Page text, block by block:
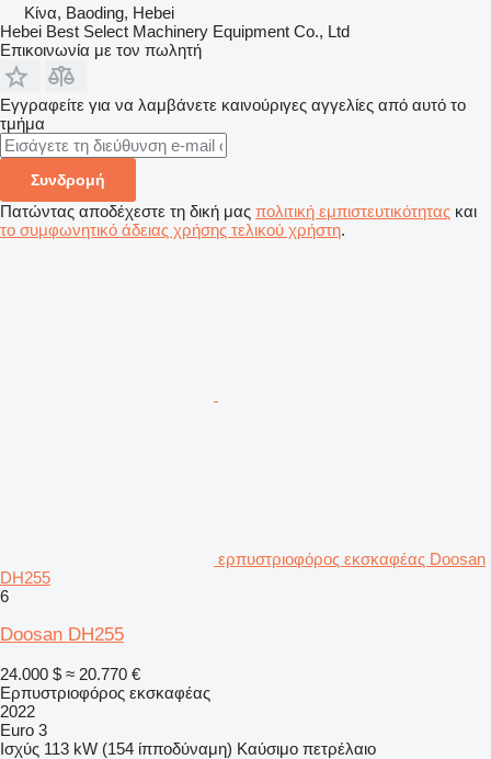
Κίνα, Baoding, Hebei
Hebei Best Select Machinery Equipment Co., Ltd
Επικοινωνία με τον πωλητή
Εγγραφείτε για να λαμβάνετε καινούριγες αγγελίες από αυτό το
τμήμα
Συνδρομή
Πατώντας αποδέχεστε τη δική μας πολιτική εμπιστευτικότητας και
το συμφωνητικό άδειας χρήσης τελικού χρήστη.
ερπυστριοφόρος εκσκαφέας Doosan
DH255
6
Doosan DH255
24.000 $ ≈ 20.770 €
Ερπυστριοφόρος εκσκαφέας
2022
Euro 3
Ισχύς 113 kW (154 ίπποδύναμη) Καύσιμο πετρέλαιο